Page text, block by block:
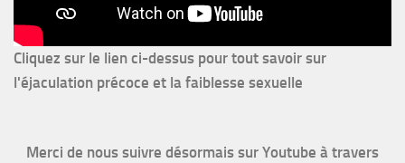
Cliquez sur le lien ci-dessus pour tout savoir sur
l'éjaculation précoce et la faiblesse sexuelle
Merci de nous suivre désormais sur Youtube à travers